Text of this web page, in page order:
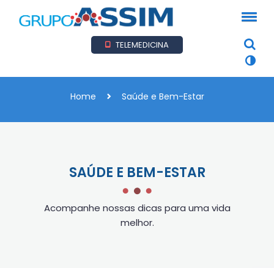
TELEMEDICINA
Home Saúde e Bem-Estar
SAÚDE E BEM-ESTAR
Acompanhe nossas dicas para uma vida
melhor.